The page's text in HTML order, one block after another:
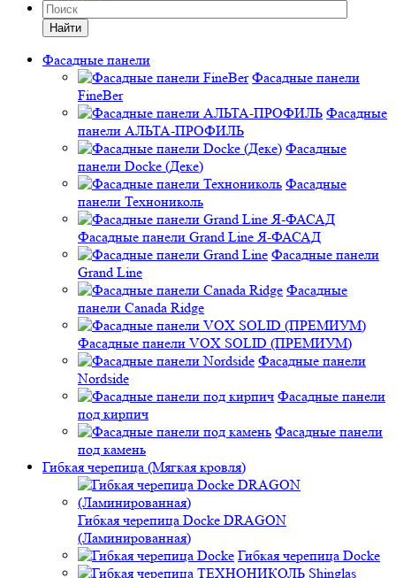
Найти
Фасадные панели
Фасадные панели
FineBer
Фасадные
панели АЛЬТА-ПРОФИЛЬ
Фасадные
панели Docke (Деке)
Фасадные
панели Технониколь
Фасадные панели Grand Line Я-ФАСАД
Фасадные панели
Grand Line
Фасадные
панели Canada Ridge
Фасадные панели VOX SOLID (ПРЕМИУМ)
Фасадные панели
Nordside
Фасадные панели
под кирпич
Фасадные панели
под камень
Гибкая черепица (Мягкая кровля)
Гибкая черепица Docke DRAGON
(Ламинированная)
Гибкая черепица Docke